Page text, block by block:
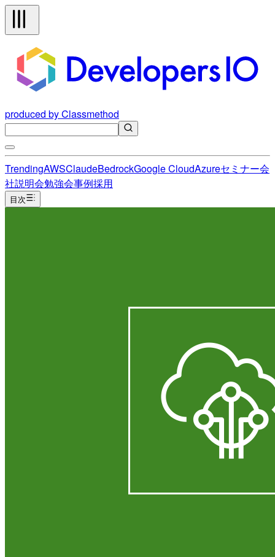
produced by Classmethod
TrendingAWSClaudeBedrockGoogle CloudAzureセミナー会
社説明会勉強会事例採用
目次